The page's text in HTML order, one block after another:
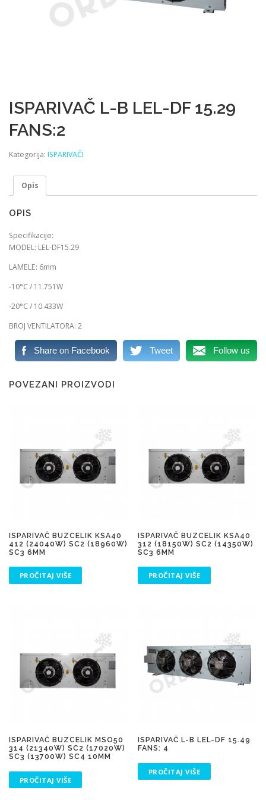
ISPARIVAČ L-B LEL-DF 15.29
FANS:2
Kategorija: ISPARIVAČI
Opis
OPIS
Specifikacije:
MODEL: LEL-DF15.29
LAMELE: 6mm
-10°C / 11.751W
-20°C / 10.433W
BROJ VENTILATORA: 2
Share on Facebook Tweet Follow us
POVEZANI PROIZVODI
ISPARIVAČ BUZCELIK KSA40
412 (24040W) SC2 (18960W)
SC3 6MM
PROČITAJ VIŠE
ISPARIVAČ BUZCELIK KSA40
312 (18150W) SC2 (14350W)
SC3 6MM
PROČITAJ VIŠE
ISPARIVAČ BUZCELIK MSO50
314 (21340W) SC2 (17020W)
SC3 (13700W) SC4 10MM
PROČITAJ VIŠE
ISPARIVAČ L-B LEL-DF 15.49
FANS: 4
PROČITAJ VIŠE